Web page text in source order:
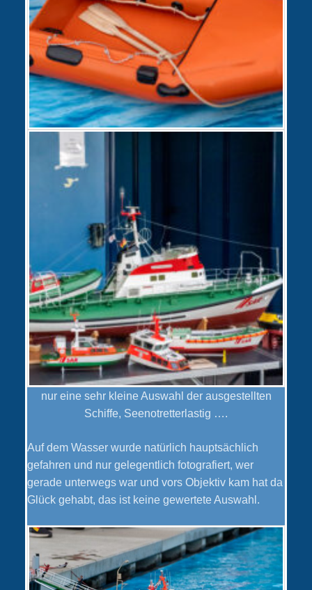
nur eine sehr kleine Auswahl der ausgestellten
Schiffe, Seenotretterlastig ….
Auf dem Wasser wurde natürlich hauptsächlich
gefahren und nur gelegentlich fotografiert, wer
gerade unterwegs war und vors Objektiv kam hat da
Glück gehabt, das ist keine gewertete Auswahl.